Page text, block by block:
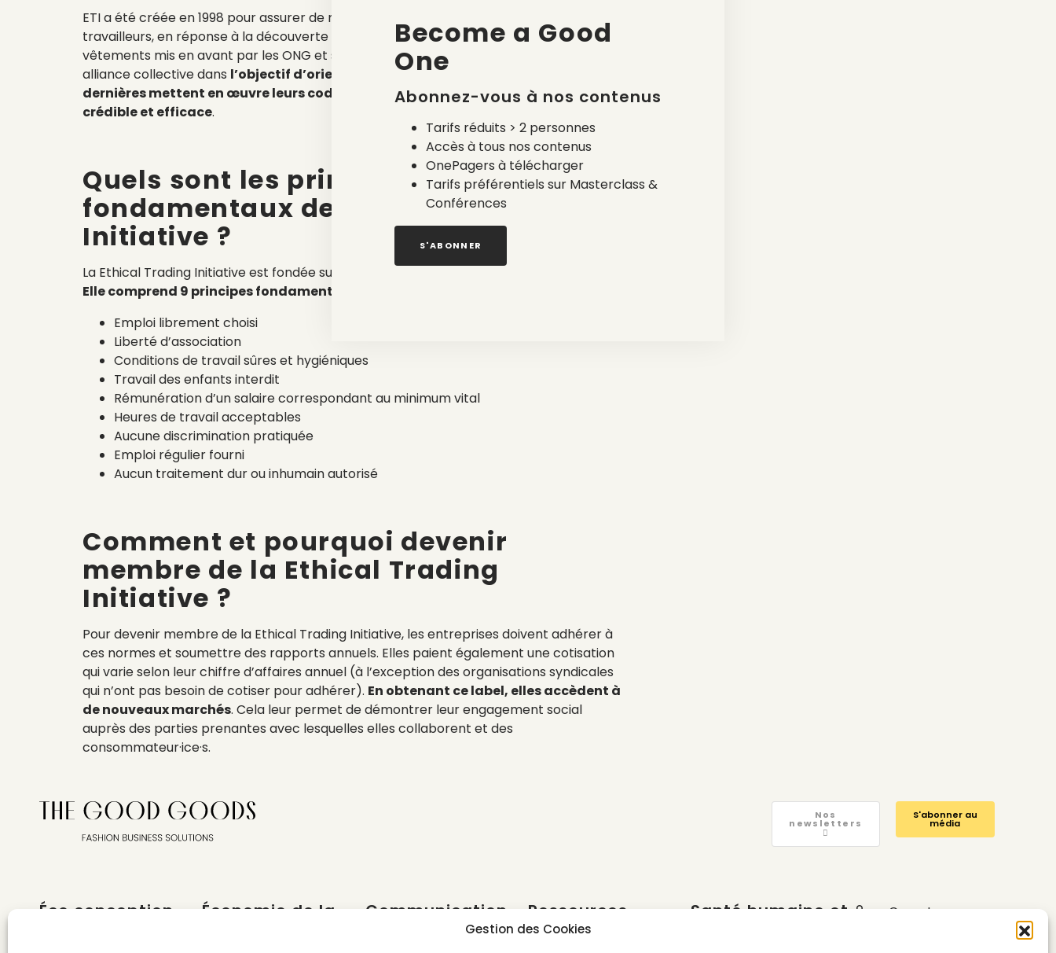
Gestion des Cookies
ETI a été créée en 1998 pour assurer de meilleures conditions de vie et de travail aux
travailleurs, en réponse à la découverte de l’exploitation de nombreux fabricants de
vêtements mis en avant par les ONG et syndicats. Leur objectif était de construire une
alliance collective dans l’objectif d’orienter les grandes entreprises pour que ces
dernières mettent en œuvre leurs codes de pratique du travail de manière
crédible et efficace.
Quels sont les principes
fondamentaux de l’Ethical Trading
Initiative ?
La Ethical Trading Initiative est fondée sur l’OIT (Organisation Internationale du Travail).
Elle comprend 9 principes fondamentaux
Emploi librement choisi
Liberté d’association
Conditions de travail sûres et hygiéniques
Travail des enfants interdit
Rémunération d’un salaire correspondant au minimum vital
Heures de travail acceptables
Aucune discrimination pratiquée
Emploi régulier fourni
Aucun traitement dur ou inhumain autorisé
Comment et pourquoi devenir
membre de la Ethical Trading
Initiative ?
Pour devenir membre de la Ethical Trading Initiative, les entreprises doivent adhérer à
ces normes et soumettre des rapports annuels. Elles paient également une cotisation
qui varie selon leur chiffre d’affaires annuel (à l’exception des organisations syndicales
qui n’ont pas besoin de cotiser pour adhérer). En obtenant ce label, elles accèdent à
de nouveaux marchés. Cela leur permet de démontrer leur engagement social
auprès des parties prenantes avec lesquelles elles collaborent et des
consommateur·ice·s.
Nos
newsletters
S'abonner au
média
Éco conception
Économie de la
Communication Ressources
Santé humaine et
Compte
Become a Good
One
Abonnez-vous à nos contenus
Tarifs réduits > 2 personnes
Accès à tous nos contenus
OnePagers à télécharger
Tarifs préférentiels sur Masterclass &
Conférences
S'ABONNER